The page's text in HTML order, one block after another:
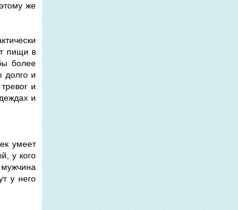
же
пищи в
более
долго и
и
и
умеет
у кого
мужчина
у него